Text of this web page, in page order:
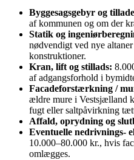
Byggesagsgebyr og
af kommunen og om der
Statik og
nødvendigt ved nye
konstruktioner.
Kran, lift og stillads:
af adgangsforhold i
Facadeforstærkning /
ældre mure i Vestsjælland
fugt eller saltpåvirkning
Affald, oprydning og
Eventuelle nedrivnings-
10.000–80.000 kr., hvis
omlægges.